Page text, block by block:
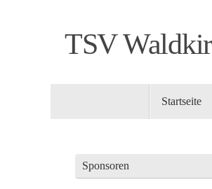
TSV
Startseite
Sponsoren